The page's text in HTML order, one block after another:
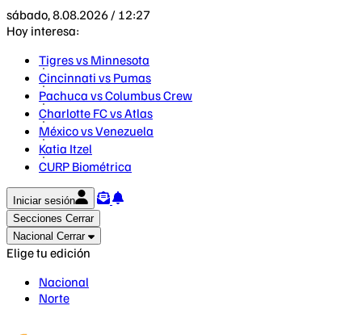
sábado, 8.08.2026 / 12:27
Hoy interesa:
Tigres vs Minnesota
Cincinnati vs Pumas
Pachuca vs Columbus Crew
Charlotte FC vs Atlas
México vs Venezuela
Katia Itzel
CURP Biométrica
Iniciar sesión
Secciones Cerrar
Nacional Cerrar
Elige tu edición
Nacional
Norte